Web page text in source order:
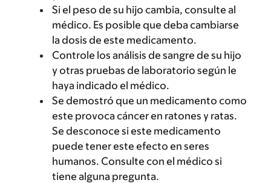
Si el peso de su hijo cambia, consulte al
médico. Es posible que deba cambiarse
la dosis de este medicamento.
Controle los análisis de sangre de su hijo
y otras pruebas de laboratorio según le
haya indicado el médico.
Se demostró que un medicamento como
este provoca cáncer en ratones y ratas.
Se desconoce si este medicamento
puede tener este efecto en seres
humanos. Consulte con el médico si
tiene alguna pregunta.